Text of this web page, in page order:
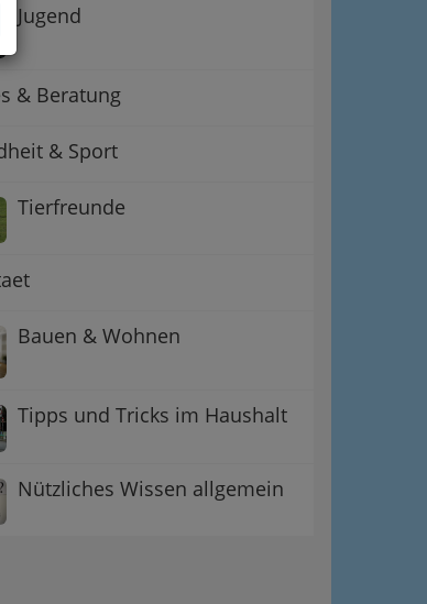
Jugend
& Beratung
& Sport
Tierfreunde
Bauen & Wohnen
Tipps und Tricks im Haushalt
Nützliches Wissen allgemein